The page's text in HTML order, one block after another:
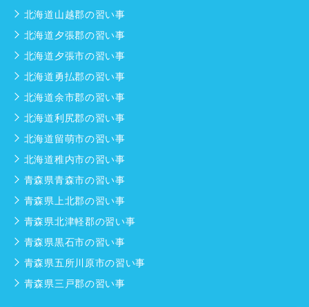
北海道山越郡の習い事
北海道夕張郡の習い事
北海道夕張市の習い事
北海道勇払郡の習い事
北海道余市郡の習い事
北海道利尻郡の習い事
北海道留萌市の習い事
北海道稚内市の習い事
青森県青森市の習い事
青森県上北郡の習い事
青森県北津軽郡の習い事
青森県黒石市の習い事
青森県五所川原市の習い事
青森県三戸郡の習い事